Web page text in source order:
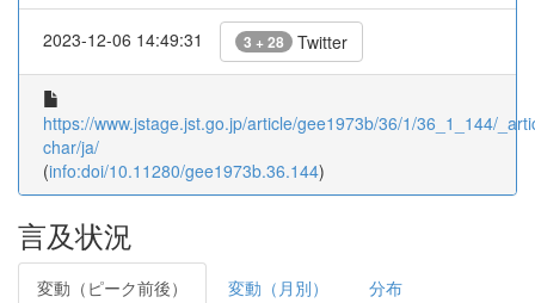
2023-12-06 14:49:31 3 + 28 Twitter
https://www.jstage.jst.go.jp/article/gee1973b/36/1/36_1_144/
char/ja/
(info:doi/10.11280/gee1973b.36.144)
言及状況
変動（ピーク前後） 変動（月別） 分布